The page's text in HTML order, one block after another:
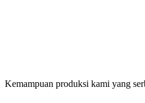
Kemampuan produksi kami yang